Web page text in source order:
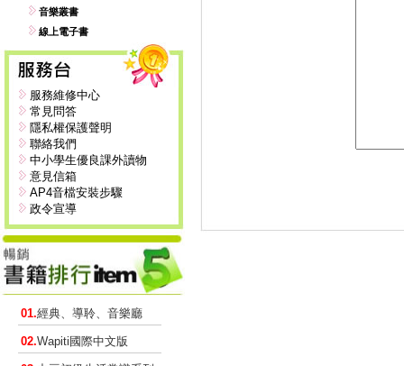
音樂叢書
線上電子書
服務維修中心
常見問答
隱私權保護聲明
聯絡我們
中小學生優良課外讀物
意見信箱
AP4音檔安裝步驟
政令宣導
01.經典、導聆、音樂廳
02.Wapiti國際中文版